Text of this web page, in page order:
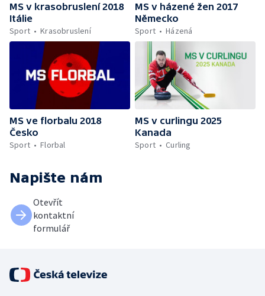
MS v krasobruslení 2018
Itálie
Sport
Krasobruslení
MS v házené žen 2017
Německo
Sport
Házená
MS ve florbalu 2018
Česko
Sport
Florbal
MS v curlingu 2025
Kanada
Sport
Curling
Napište nám
Otevřít
kontaktní
formulář